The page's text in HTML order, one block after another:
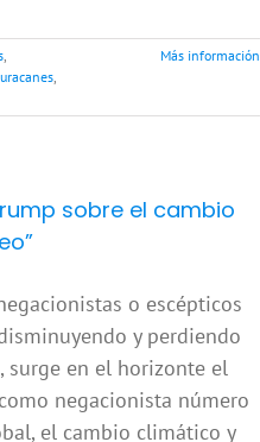
,
,
Más información
sobre el cambio
o escépticos
y perdiendo
surge en el horizonte el
negacionista número
el cambio climático y